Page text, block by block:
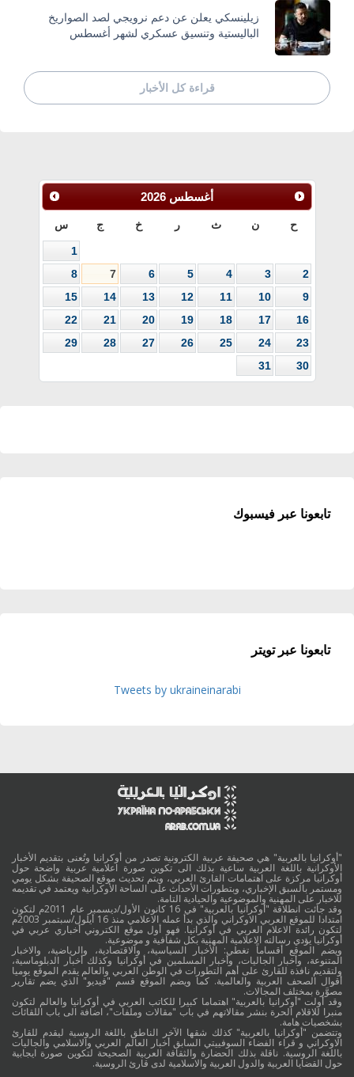
زيلينسكي يعلن عن دعم نرويجي لصد الصواريخ
الباليستية وتنسيق عسكري لشهر أغسطس
قراءة كل الأخبار
أغسطس 2026
ح ن ث ر خ ج س
1
2
3
4
5
6
7
8
9
10
11
12
13
14
15
16
17
18
19
20
21
22
23
24
25
26
27
28
29
30
31
تابعونا عبر فيسبوك
تابعونا عبر تويتر
Tweets by ukraineinarabi
"أوكرانيا بالعربية" هي صحيفة عربية الكترونية تصدر من أوكرانيا وتُعنى بتقديم الأخبار
الأوكرانية باللغة العربية ساعية بذلك الى تكوين صورة اعلامية عربية واضحة حول
أوكرانيا مركزة على اهتمامات القارئ العربي، ويتم تحديث موقع الصحيفة بشكل يومي
ومستمر بالسبق الإخباري، وبتطورات الأحداث على الساحة الأوكرانية ويعتمد في تقديمه
للاخبار على المهنية والموضوعية والحيادية التامة.
وقد جائت انطلاقة "أوكرانيا بالعربية" في 16 كانون الأول/ديسمبر عام 2011م لتكون
امتدادا للموقع العربي الاوكراني والذي بدأ عمله الاعلامي منذ 16 أيلول/سبتمبر 2003م
لتكون رائدة الاعلام العربي في أوكرانيا. فهو أول موقع الكتروني أخباري عربي في
أوكرانيا يؤدي رسالته الاعلامية المهنية بكل شفافية و موضوعية.
ويضم الموقع أقساماً تغطي: الأخبار السياسية، والاقتصادية، والرياضية، والاخبار
المتنوعة، وأخبار الجاليات، وأخبار المسلمين في أوكرانيا وكذلك أخبار الدبلوماسية،
ولتقديم نافذة للقارئ على أهم التطورات في الوطن العربي والعالم يقدم الموقع يوميا
أقوال الصحف العربية والعالمية. كما ويضم الموقع قسم "فيديو" الذي يضم تقارير
مصوَّرة بمختلف المجالات.
وقد أولت "أوكرانيا بالعربية" اهتماما كبيرا للكاتب العربي في أوكرانيا والعالم لتكون
منبرا للاقلام الحرة بنشر مقالاتهم في باب "مقالات وملفات"، اضافة الى باب اللقائات
بشخصيات هامة.
وتتضمن "أوكرانيا بالعربية" كذلك شقها الآخر الناطق باللغة الروسية ليقدم للقارئ
الاوكراني و قراء الفضاء السوفييتي السابق أخبار العالم العربي والاسلامي والجاليات
باللغة الروسية. ناقلة بذلك الحضارة والثقافة العربية الصحيحة لتكوين صورة ايجابية
حول القضايا العربية والدول العربية والاسلامية لدى قارئ الروسية.